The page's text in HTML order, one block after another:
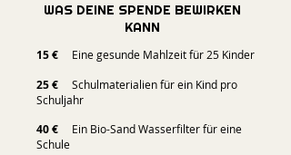
WAS DEINE SPENDE BEWIRKEN
KANN
15 € Eine gesunde Mahlzeit für 25 Kinder
25 €
Schulmaterialien für ein Kind pro
Schuljahr
40 €
Ein Bio-Sand Wasserfilter für eine
Schule